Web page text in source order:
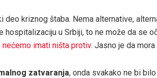
kriznog štaba. Nema alternative,
u Srbiji, to ne može da se
imati ništa protiv. Jasno je da mora
zatvaranja, onda svakako ne bi